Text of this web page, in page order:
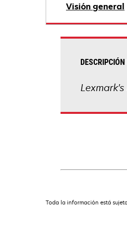
Visión general
Toda la información está